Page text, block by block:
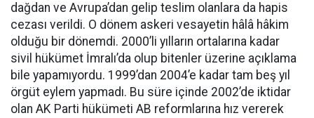
dağdan ve Avrupa’dan gelip teslim olanlara da hapis
cezası verildi. O dönem askeri vesayetin hâlâ hâkim
olduğu bir dönemdi. 2000’li yılların ortalarına kadar
sivil hükümet İmralı’da olup bitenler üzerine açıklama
bile yapamıyordu. 1999’dan 2004’e kadar tam beş yıl
örgüt eylem yapmadı. Bu süre içinde 2002’de iktidar
olan AK Parti hükümeti AB reformlarına hız vererek